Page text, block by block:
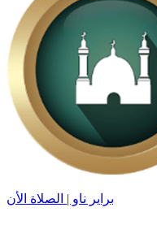
براير ناو | الصلاة الأن